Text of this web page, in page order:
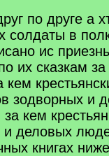
по друге а
солдаты в
ис
их сказкам
кем
зодворных и
кем
и деловых
книгах